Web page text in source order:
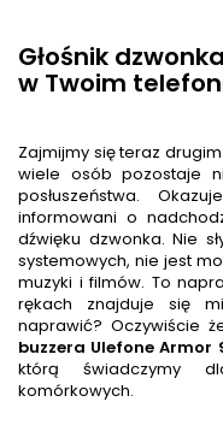
Głośnik
w Twoim
Zajmijmy się teraz drugim
wiele osób pozostaje
posłuszeństwa.
informowani o
dźwięku dzwonka. Nie
systemowych, nie jest
muzyki i filmów. To
rękach znajduje się
naprawić? Oczywiście
buzzera Ulefone Armor
którą świadczymy
komórkowych.